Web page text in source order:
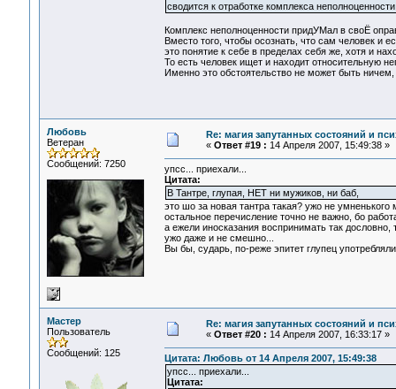
сводится к отработке комплекса
Комплекс неполноценности придУМал в своЁ
Вместо того, чтобы осознать, что сам человек и
это понятие к себе в пределах себя же, хотя и
То есть человек ищет и находит относительную
Именно это обстоятельство не может быть
Любовь
Ветеран
Сообщений: 7250
Re: магия запутанных состояний и
« Ответ #19 : 14 Апреля 2007, 15:49:38 »
упсс... приехали...
Цитата:
В Тантре, глупая, НЕТ ни мужиков, ни баб,
это шо за новая тантра такая? ужо не умненького
остальное перечисление точно не важно, бо
а ежели иносказания воспринимать так
ужо даже и не смешно...
Вы бы, сударь, по-реже эпитет глупец
Мастер
Пользователь
Сообщений: 125
Re: магия запутанных состояний и
« Ответ #20 : 14 Апреля 2007, 16:33:17 »
Цитата: Любовь от 14 Апреля 2007, 15:49:38
упсс... приехали...
Цитата: